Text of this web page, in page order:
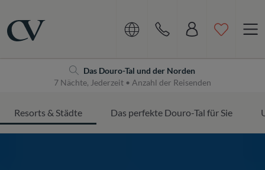
Das Douro-Tal und der Norden
7 Nächte, Jederzeit • Anzahl der Reisenden
Resorts & Städte Das perfekte Douro-Tal für Sie